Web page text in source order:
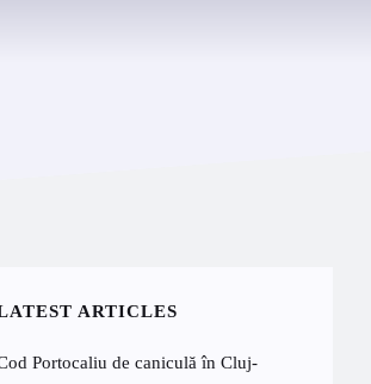
ARTICLES
Portocaliu de caniculă în Cluj-